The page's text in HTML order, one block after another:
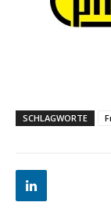
SCHLAGWORTE